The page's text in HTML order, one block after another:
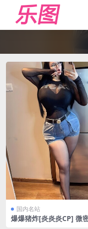
国内名站
爆爆猪炸[炎炎炎CP] 微